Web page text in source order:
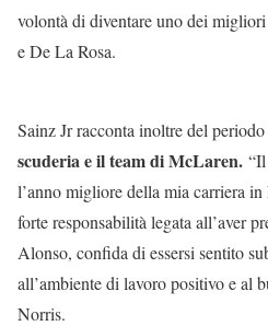
volontà di diventare uno dei
e De La Rosa.
Sainz Jr racconta inoltre del
scuderia e il team di McLaren.
l’anno migliore della mia carriera
forte responsabilità legata all’aver
Alonso, confida di essersi sentito
all’ambiente di lavoro positivo e al
Norris.